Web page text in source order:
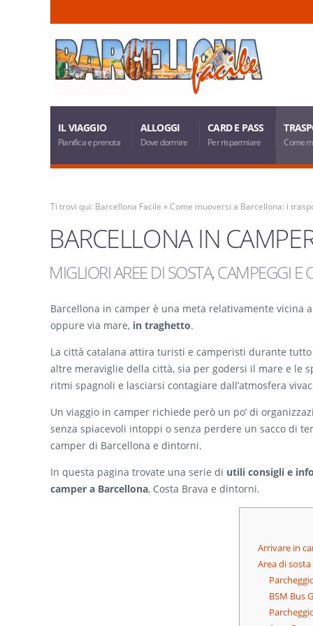
IL VIAGGIO
Pianifica e prenota
ALLOGGI
Dove dormire
CARD E PASS
Per risparmiare Come
Ti trovi qui: Barcellona Facile »Come muoversi a Barcellona: i
BARCELLONA IN
MIGLIORI AREE DI SOSTA, CAMPEGGI E
Barcellona in camper è una meta relativamente vicina
oppure via mare, in traghetto.
La città catalana attira turisti e camperisti durante
altre meraviglie della città, sia per godersi il mare e le
ritmi spagnoli e lasciarsi contagiare dall’atmosfera
Un viaggio in camper richiede però un po’ di
senza spiacevoli intoppi o senza perdere un sacco di
camper di Barcellona e dintorni.
In questa pagina trovate una serie di utili consigli e
camper a Barcellona, Costa Brava e dintorni.
Arrivare in
Area di
BSM Bus